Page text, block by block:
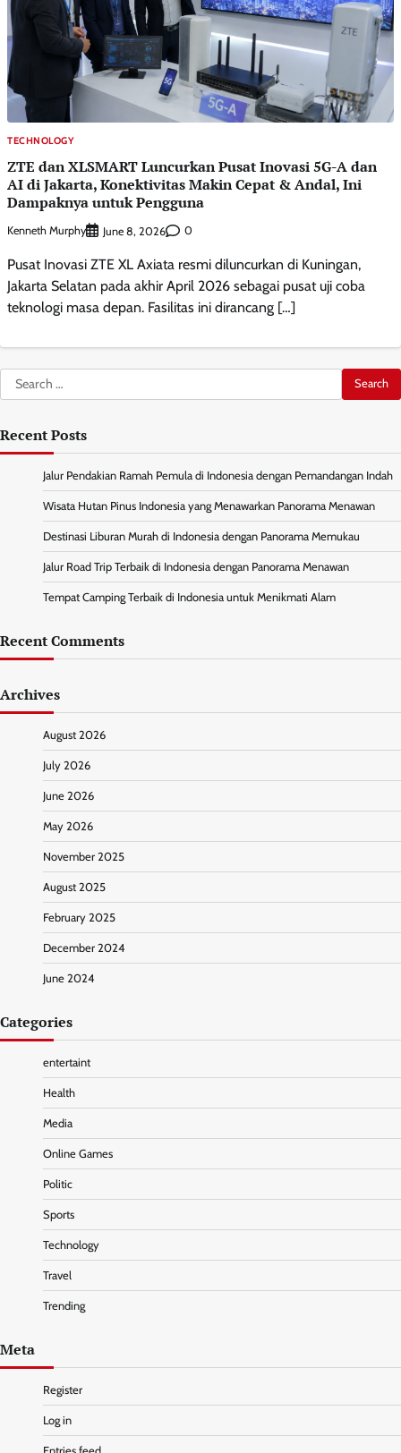
TECHNOLOGY
ZTE dan XLSMART Luncurkan Pusat Inovasi 5G-A dan
AI di Jakarta, Konektivitas Makin Cepat & Andal, Ini
Dampaknya untuk Pengguna
Kenneth Murphy June 8, 2026 0
Pusat Inovasi ZTE XL Axiata resmi diluncurkan di Kuningan,
Jakarta Selatan pada akhir April 2026 sebagai pusat uji coba
teknologi masa depan. Fasilitas ini dirancang […]
Search
for:
Recent Posts
Jalur Pendakian Ramah Pemula di Indonesia dengan Pemandangan Indah
Wisata Hutan Pinus Indonesia yang Menawarkan Panorama Menawan
Destinasi Liburan Murah di Indonesia dengan Panorama Memukau
Jalur Road Trip Terbaik di Indonesia dengan Panorama Menawan
Tempat Camping Terbaik di Indonesia untuk Menikmati Alam
Recent Comments
Archives
August 2026
July 2026
June 2026
May 2026
November 2025
August 2025
February 2025
December 2024
June 2024
Categories
entertaint
Health
Media
Online Games
Politic
Sports
Technology
Travel
Trending
Meta
Register
Log in